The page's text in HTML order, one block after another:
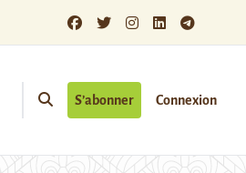
S’abonner Connexion